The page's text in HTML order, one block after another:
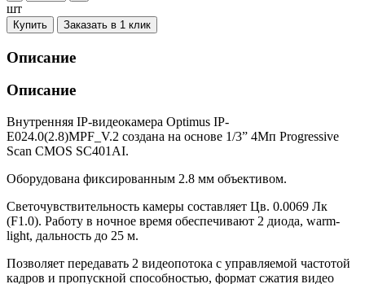
шт
Купить Заказать в 1 клик
Описание
Описание
Внутренняя IP-видеокамера Optimus IP-
E024.0(2.8)MPF_V.2 создана на основе 1/3” 4Мп Progressive
Scan CMOS SC401AI.
Оборудована фиксированным 2.8 мм объективом.
Светочувствительность камеры составляет Цв. 0.0069 Лк
(F1.0). Работу в ночное время обеспечивают 2 диода, warm-
light, дальность до 25 м.
Позволяет передавать 2 видеопотока с управляемой частотой
кадров и пропускной способностью, формат сжатия видео